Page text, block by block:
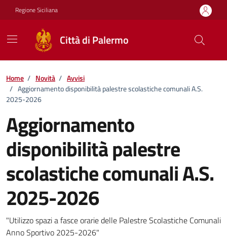
Vai ai contenuti
Vai al footer
Regione Siciliana
Città di Palermo
Home / Novità / Avvisi
/ Aggiornamento disponibilità palestre scolastiche comunali A.S.
2025-2026
Aggiornamento
disponibilità palestre
scolastiche comunali A.S.
2025-2026
Dettagli della notizia
"Utilizzo spazi a fasce orarie delle Palestre Scolastiche Comunali
Anno Sportivo 2025-2026"